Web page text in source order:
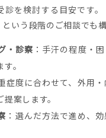
診を検討する目安です
いう段階のご相談でも構
・診察 ：手汗の程度・
。
症度に合わせて、外用
案します。
：選んだ方法で進め、